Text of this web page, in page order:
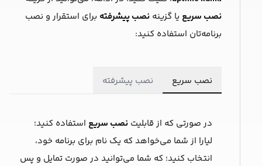
نصب سریع یا گزینه نصب پیشرفته برای استقرار و نصب
برنامه‌تان استفاده کنید:
نصب سریع نصب پیشرفته
در صورتی که از قابلیت نصب سریع استفاده کنید؛
لیارا از شما می‌خواهد که یک ‌نام برای برنامه خود،
انتخاب کنید؛ که شما می‌توانید در صورت تمایل و پس